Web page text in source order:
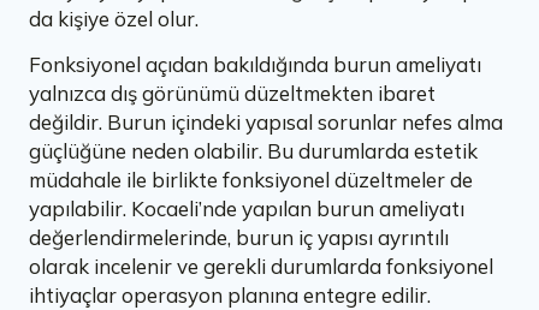
da kişiye özel olur.
Fonksiyonel açıdan bakıldığında burun ameliyatı
yalnızca dış görünümü düzeltmekten ibaret
değildir. Burun içindeki yapısal sorunlar nefes alma
güçlüğüne neden olabilir. Bu durumlarda estetik
müdahale ile birlikte fonksiyonel düzeltmeler de
yapılabilir. Kocaeli’nde yapılan burun ameliyatı
değerlendirmelerinde, burun iç yapısı ayrıntılı
olarak incelenir ve gerekli durumlarda fonksiyonel
ihtiyaçlar operasyon planına entegre edilir.